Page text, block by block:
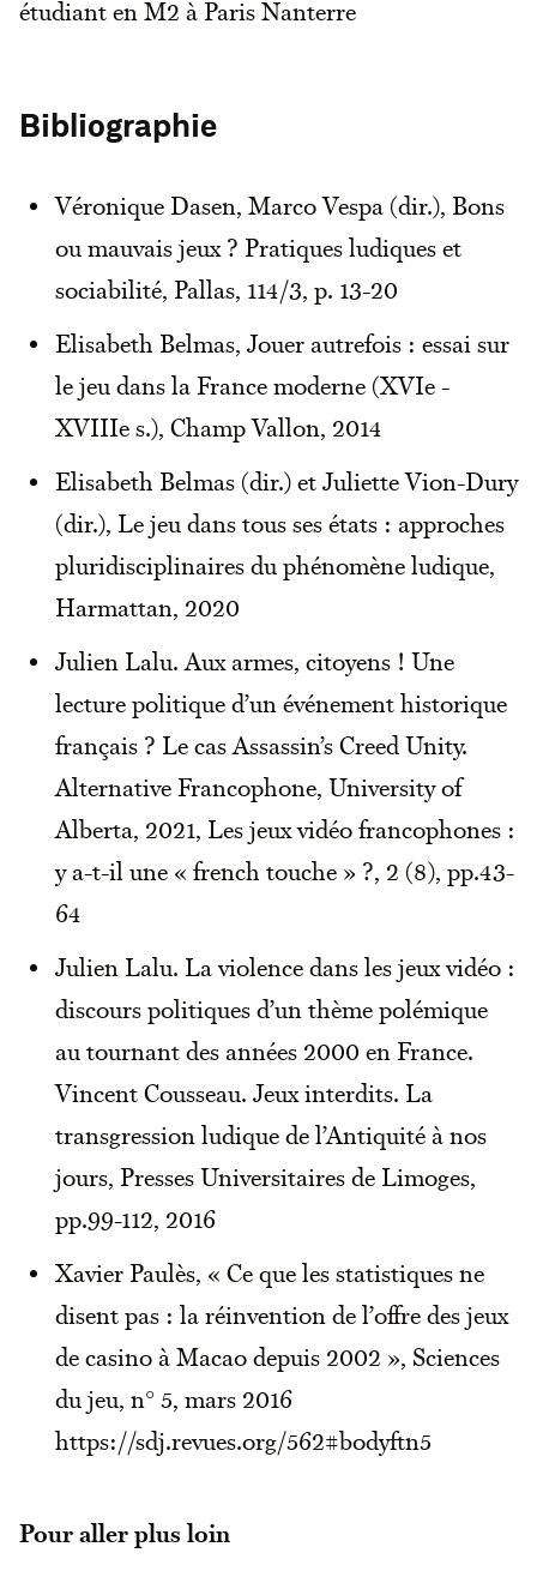
étudiant en M2 à Paris Nanterre
Bibliographie
Véronique Dasen, Marco Vespa (dir.), Bons
ou mauvais jeux ? Pratiques ludiques et
sociabilité, Pallas, 114/3, p. 13-20
Elisabeth Belmas, Jouer autrefois : essai sur
le jeu dans la France moderne (XVIe -
XVIIIe s.), Champ Vallon, 2014
Elisabeth Belmas (dir.) et Juliette Vion-Dury
(dir.), Le jeu dans tous ses états : approches
pluridisciplinaires du phénomène ludique,
Harmattan, 2020
Julien Lalu. Aux armes, citoyens ! Une
lecture politique d’un événement historique
français ? Le cas Assassin’s Creed Unity.
Alternative Francophone, University of
Alberta, 2021, Les jeux vidéo francophones :
y a-t-il une « french touche » ?, 2 (8), pp.43-
64
Julien Lalu. La violence dans les jeux vidéo :
discours politiques d’un thème polémique
au tournant des années 2000 en France.
Vincent Cousseau. Jeux interdits. La
transgression ludique de l’Antiquité à nos
jours, Presses Universitaires de Limoges,
pp.99-112, 2016
Xavier Paulès, « Ce que les statistiques ne
disent pas : la réinvention de l’offre des jeux
de casino à Macao depuis 2002 », Sciences
du jeu, n° 5, mars 2016
https://sdj.revues.org/562#bodyftn5
Pour aller plus loin